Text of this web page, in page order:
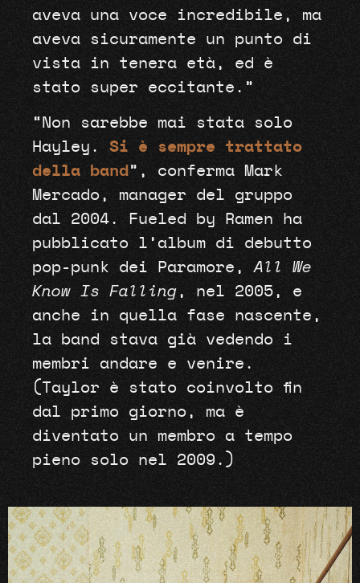
aveva una voce incredibile, ma
aveva sicuramente un punto di
vista in tenera età, ed è
stato super eccitante.”
“Non sarebbe mai stata solo
Hayley. Si è sempre trattato
della band ”, conferma Mark
Mercado, manager del gruppo
dal 2004. Fueled by Ramen ha
pubblicato l’album di debutto
pop-punk dei Paramore,All We
Know Is Falling, nel 2005, e
anche in quella fase nascente,
la band stava già vedendo i
membri andare e venire.
(Taylor è stato coinvolto fin
dal primo giorno, ma è
diventato un membro a tempo
pieno solo nel 2009.)